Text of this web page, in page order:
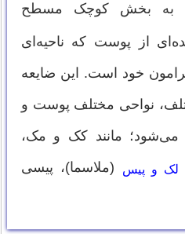
به بخش کوچک مسطح
از پوست که ناحیه‌ای
خود است. این ضایعه
نواحی مختلف پوست و
می‌شود؛ مانند کک و مک،
لک و پیس (ملاسما)، پیسی